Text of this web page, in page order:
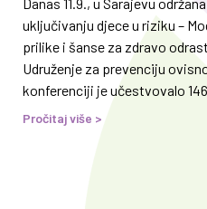
uključivanju djece u riziku –
prilike i šanse za zdravo
Udruženje za prevenciju
konferenciji je učestvovalo
oblasti mentalnog zdravlja,
Pročitaj više >